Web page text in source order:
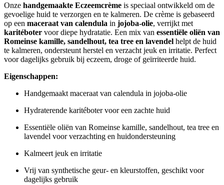
Onze handgemaakte Eczeemcrème is speciaal ontwikkeld om de
gevoelige huid te verzorgen en te kalmeren. De crème is gebaseerd
op een maceraat van calendula in jojoba-olie, verrijkt met
karitéboter voor diepe hydratatie. Een mix van essentiële oliën van
Romeinse kamille, sandelhout, tea tree en lavendel helpt de huid
te kalmeren, ondersteunt herstel en verzacht jeuk en irritatie. Perfect
voor dagelijks gebruik bij eczeem, droge of geïrriteerde huid.
Eigenschappen:
Handgemaakt maceraat van calendula in jojoba-olie
Hydraterende karitéboter voor een zachte huid
Essentiële oliën van Romeinse kamille, sandelhout, tea tree en
lavendel voor verzachting en huidondersteuning
Kalmeert jeuk en irritatie
Vrij van synthetische geur- en kleurstoffen, geschikt voor
dagelijks gebruik